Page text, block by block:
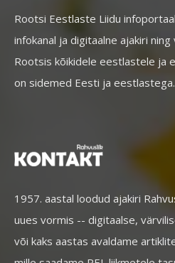
Rootsi Eestlaste Liidu infoportaal
infokanal ja digitaalne ajakiri
Rootsis kõikidele eestlastele ja
on sidemed Eesti ja eestlastega.
1957. aastal loodud ajakiri
uues vormis -- digitaalse,
või kaks aastas avaldame